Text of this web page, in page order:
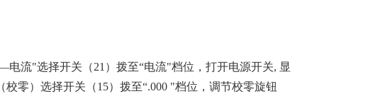
电流"选择开关（21 ）拨至“电流"档位，打开电源开关, 显
校零）选择开关（15）拨至“.000 "档位，调节校零旋钮